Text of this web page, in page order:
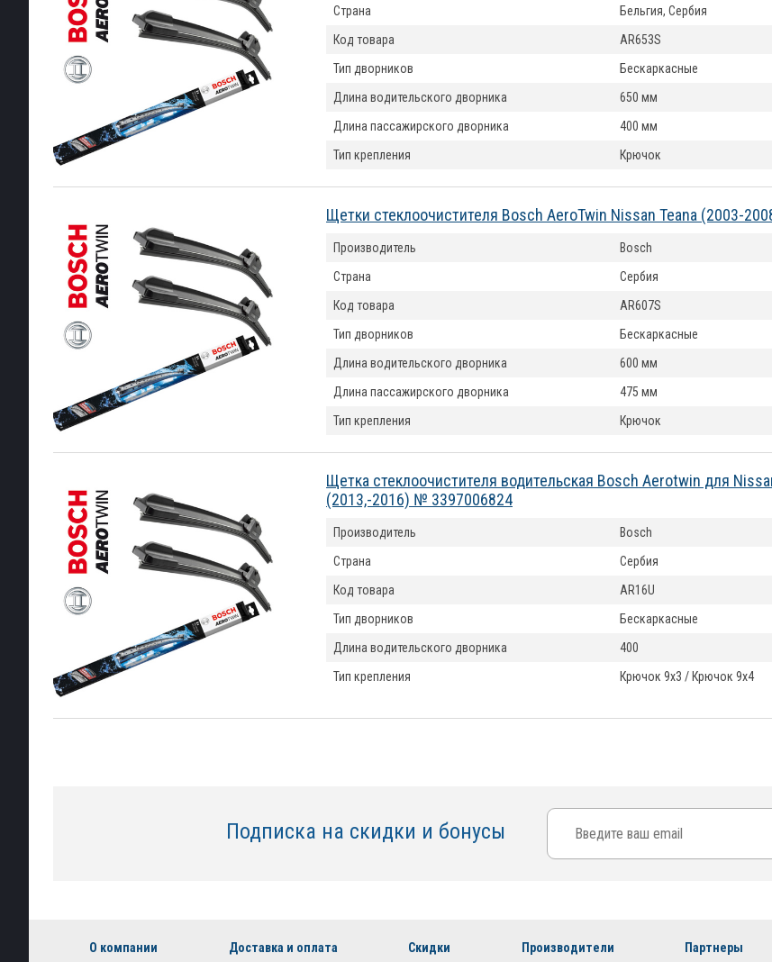
Страна
Бельгия, Сербия
Код товара
AR653S
Тип дворников
Бескаркасные
Длина водительского дворника
650 мм
Длина пассажирского дворника
400 мм
Тип крепления
Крючок
Щетки стеклоочистителя Bosch AeroTwin Nissan Teana (2003-
Производитель
Bosch
Страна
Сербия
Код товара
AR607S
Тип дворников
Бескаркасные
Длина водительского дворника
600 мм
Длина пассажирского дворника
475 мм
Тип крепления
Крючок
Щетка стеклоочистителя водительская Bosch Aerotwin для
(2013,-2016) № 3397006824
Производитель
Bosch
Страна
Сербия
Код товара
AR16U
Тип дворников
Бескаркасные
Длина водительского дворника
400
Тип крепления
Крючок 9x3 / Крючок 9x4
Подписка на скидки и бонусы
О компании Доставка и оплата Скидки Производители Партнеры